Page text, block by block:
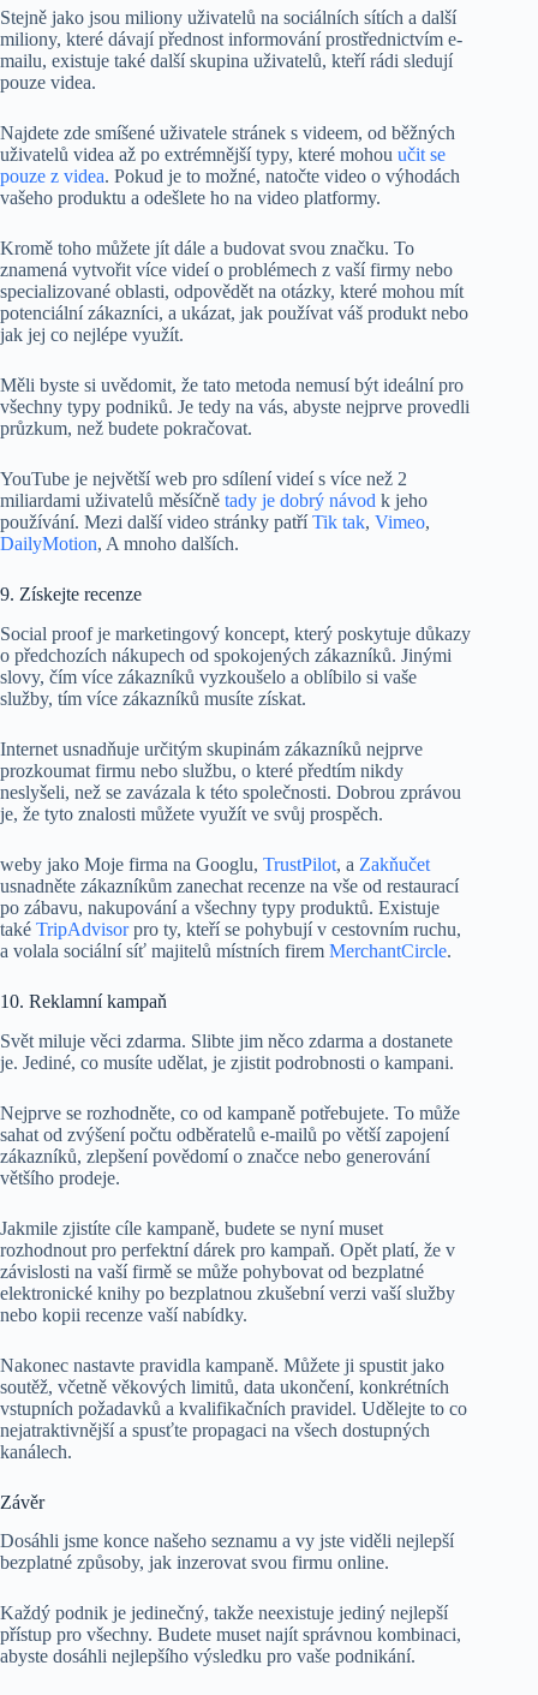
Stejně jako jsou miliony uživatelů na sociálních sítích a další
miliony, které dávají přednost informování prostřednictvím e-
mailu, existuje také další skupina uživatelů, kteří rádi sledují
pouze videa.
Najdete zde smíšené uživatele stránek s videem, od běžných
uživatelů videa až po extrémnější typy, které mohou učit se
pouze z videa. Pokud je to možné, natočte video o výhodách
vašeho produktu a odešlete ho na video platformy.
Kromě toho můžete jít dále a budovat svou značku. To
znamená vytvořit více videí o problémech z vaší firmy nebo
specializované oblasti, odpovědět na otázky, které mohou mít
potenciální zákazníci, a ukázat, jak používat váš produkt nebo
jak jej co nejlépe využít.
Měli byste si uvědomit, že tato metoda nemusí být ideální pro
všechny typy podniků. Je tedy na vás, abyste nejprve provedli
průzkum, než budete pokračovat.
YouTube je největší web pro sdílení videí s více než 2
miliardami uživatelů měsíčně tady je dobrý návod k jeho
používání. Mezi další video stránky patříTik tak, Vimeo,
DailyMotion, A mnoho dalších.
9. Získejte recenze
Social proof je marketingový koncept, který poskytuje důkazy
o předchozích nákupech od spokojených zákazníků. Jinými
slovy, čím více zákazníků vyzkoušelo a oblíbilo si vaše
služby, tím více zákazníků musíte získat.
Internet usnadňuje určitým skupinám zákazníků nejprve
prozkoumat firmu nebo službu, o které předtím nikdy
neslyšeli, než se zavázala k této společnosti. Dobrou zprávou
je, že tyto znalosti můžete využít ve svůj prospěch.
weby jako Moje firma na Googlu, TrustPilot, a Zakňučet
usnadněte zákazníkům zanechat recenze na vše od restaurací
po zábavu, nakupování a všechny typy produktů. Existuje
také TripAdvisorpro ty, kteří se pohybují v cestovním ruchu,
a volala sociální síť majitelů místních firem MerchantCircle.
10. Reklamní kampaň
Svět miluje věci zdarma. Slibte jim něco zdarma a dostanete
je. Jediné, co musíte udělat, je zjistit podrobnosti o kampani.
Nejprve se rozhodněte, co od kampaně potřebujete. To může
sahat od zvýšení počtu odběratelů e-mailů po větší zapojení
zákazníků, zlepšení povědomí o značce nebo generování
většího prodeje.
Jakmile zjistíte cíle kampaně, budete se nyní muset
rozhodnout pro perfektní dárek pro kampaň. Opět platí, že v
závislosti na vaší firmě se může pohybovat od bezplatné
elektronické knihy po bezplatnou zkušební verzi vaší služby
nebo kopii recenze vaší nabídky.
Nakonec nastavte pravidla kampaně. Můžete ji spustit jako
soutěž, včetně věkových limitů, data ukončení, konkrétních
vstupních požadavků a kvalifikačních pravidel. Udělejte to co
nejatraktivnější a spusťte propagaci na všech dostupných
kanálech.
Závěr
Dosáhli jsme konce našeho seznamu a vy jste viděli nejlepší
bezplatné způsoby, jak inzerovat svou firmu online.
Každý podnik je jedinečný, takže neexistuje jediný nejlepší
přístup pro všechny. Budete muset najít správnou kombinaci,
abyste dosáhli nejlepšího výsledku pro vaše podnikání.